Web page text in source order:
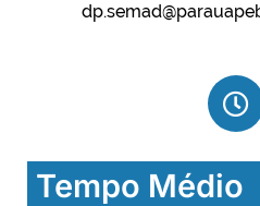
Tempo Médio